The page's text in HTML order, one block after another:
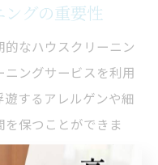
グの重要性
なハウスクリーニン
ングサービスを利用
するアレルゲンや細
保つことができま
家庭では、免疫力が